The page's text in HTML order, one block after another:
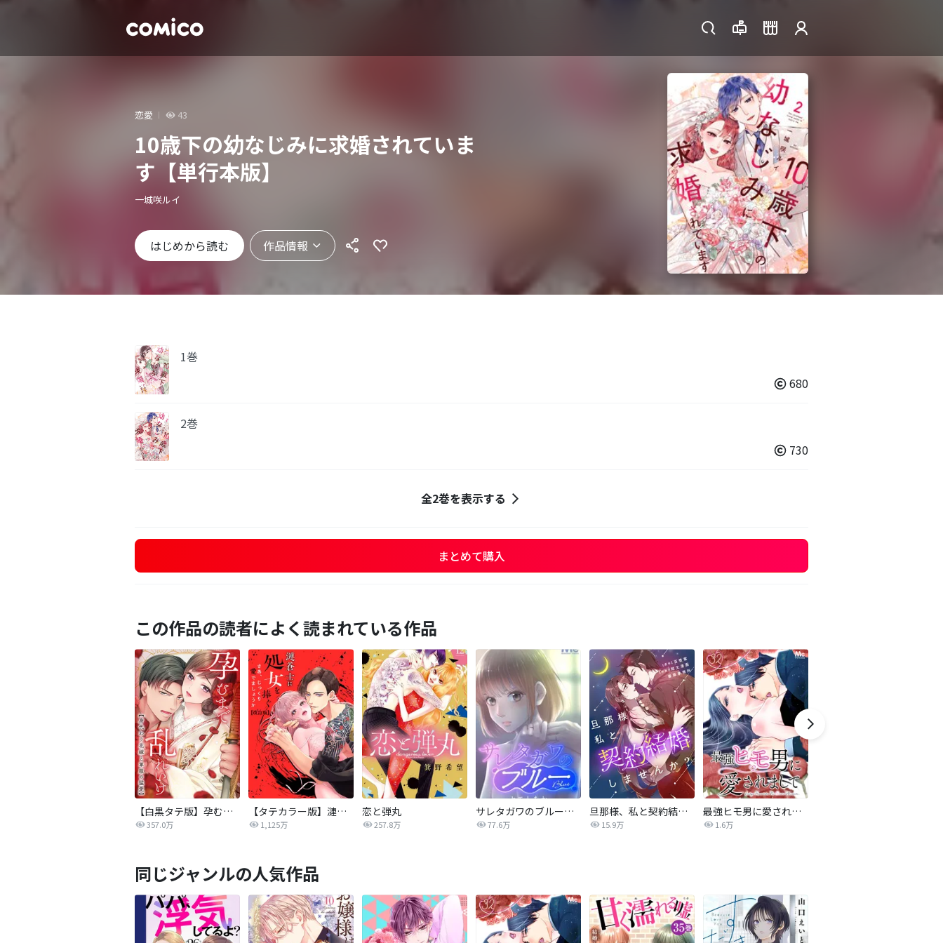
恋愛 43
10歳下の幼なじみに求婚されていま
す【単行本版】
一城咲ルイ
はじめから読む 作品情報
1巻
680
2巻
730
全2巻を表示する
まとめて購入
この作品の読者によく読まれている作品
【白黒タテ版】孕むまで乱れいけ～身代わり花嫁と軍服の猛愛
357.0万
【タテカラー版】漣蒼士に処女を捧ぐ～さあ、じっくり愛でましょうか
1,125万
恋と弾丸
257.8万
サレタガワのブルー【タテヨミ】
77.6万
旦那様、私と契約結婚しませんか？【タテヨミ】
15.9万
最強ヒモ男に愛されまして
1.6万
同じジャンルの人気作品